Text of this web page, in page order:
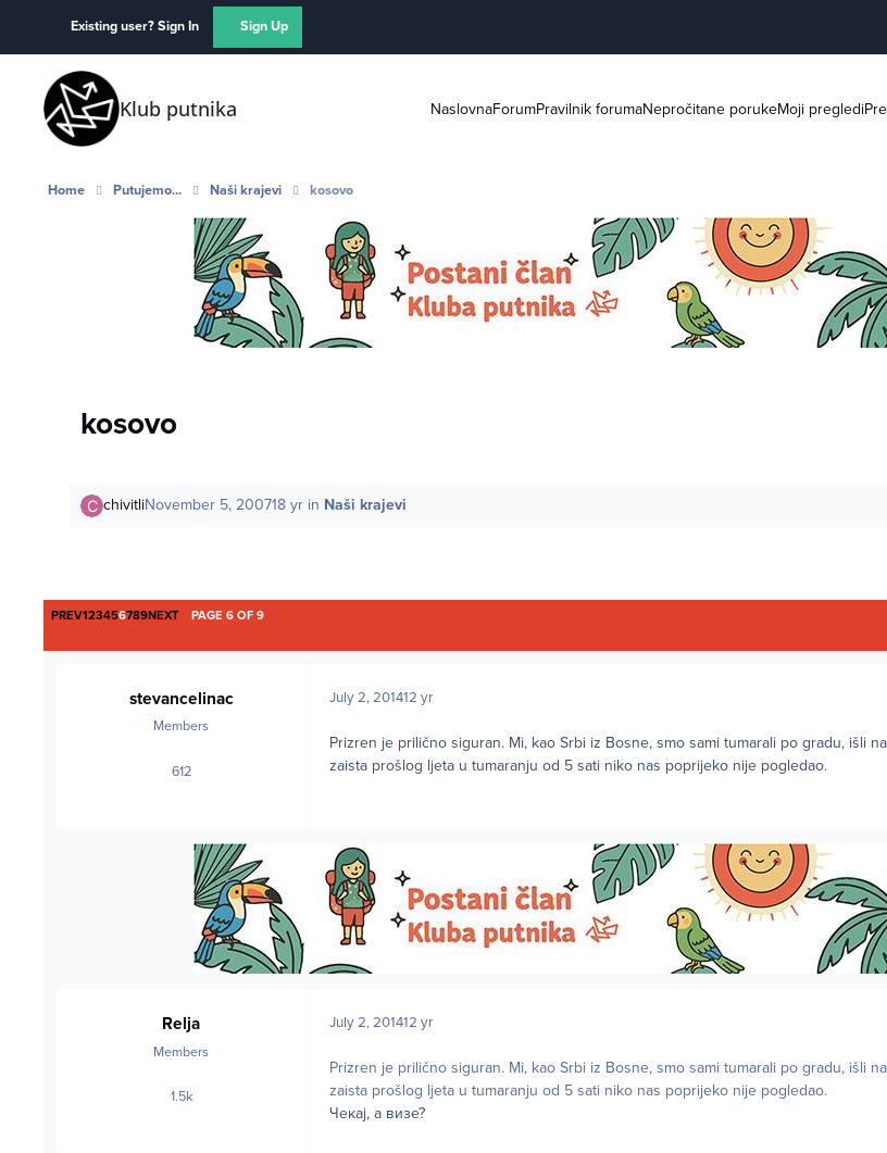
Existing user? Sign In Sign Up
Klub putnika NaslovnaForumPravilnik forumaNepročitane porukeMoji pregledi
Home Putujemo... Naši krajevi kosovo
kosovo
chivitliNovember 5, 200718 yrin Naši krajevi
FIRST PAGE
PREV123456789NEXTLAST PAGE
PAGE 6 OF 9
stevancelinac
Members
612posts
July 2, 201412 yr
Prizren je prilično siguran. Mi, kao Srbi iz Bosne, smo sami tumarali po gradu, išli
zaista prošlog ljeta u tumaranju od 5 sati niko nas poprijeko nije pogledao.
Relja
Members
1.5kposts
July 2, 201412 yr
Prizren je prilično siguran. Mi, kao Srbi iz Bosne, smo sami tumarali po gradu, išli
zaista prošlog ljeta u tumaranju od 5 sati niko nas poprijeko nije pogledao.
Чекај, а визе?